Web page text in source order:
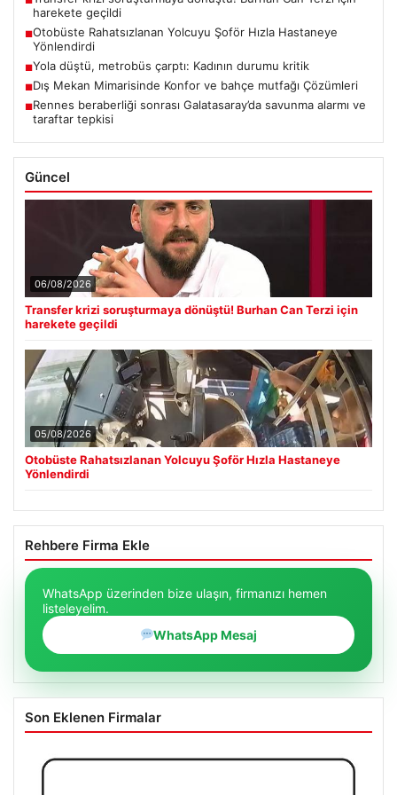
harekete geçildi
■Otobüste Rahatsızlanan Yolcuyu Şoför Hızla Hastaneye
Yönlendirdi
■Yola düştü, metrobüs çarptı: Kadının durumu kritik
■Dış Mekan Mimarisinde Konfor ve bahçe mutfağı Çözümleri
■Rennes beraberliği sonrası Galatasaray’da savunma alarmı ve
taraftar tepkisi
Güncel
06/08/2026
Transfer krizi soruşturmaya dönüştü! Burhan Can Terzi için
harekete geçildi
05/08/2026
Otobüste Rahatsızlanan Yolcuyu Şoför Hızla Hastaneye
Yönlendirdi
Rehbere Firma Ekle
WhatsApp üzerinden bize ulaşın, firmanızı hemen
listeleyelim.
WhatsApp Mesaj
Son Eklenen Firmalar